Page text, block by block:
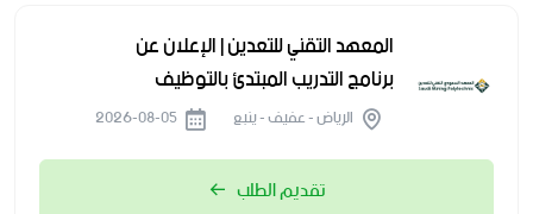
المعهد التقني للتعدين | الإعلان عن
برنامج التدريب المبتدئ بالتوظيف
الرياض - عفيف - ينبع
تقديم الطلب